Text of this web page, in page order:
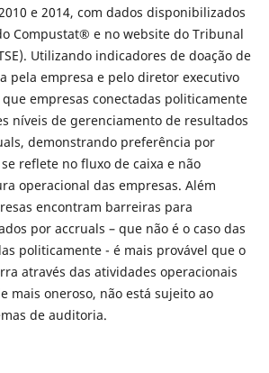
e 2014, com dados disponibilizados
Compustat® e no website do Tribunal
Utilizando indicadores de doação de
pela empresa e pelo diretor executivo
que empresas conectadas politicamente
níveis de gerenciamento de resultados
demonstrando preferência por
reflete no fluxo de caixa e não
operacional das empresas. Além
encontram barreiras para
por accruals – que não é o caso das
politicamente - é mais provável que o
através das atividades operacionais
mais oneroso, não está sujeito ao
de auditoria.